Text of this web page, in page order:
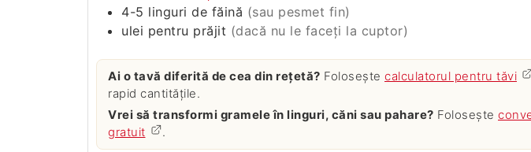
4-5 linguri de făină (sau pesmet fin)
ulei pentru prăjit (dacă nu le faceţi la cuptor)
Ai o tavă diferită de cea din rețetă? Folosește calculatorul pentru tăvi
rapid cantitățile.
Vrei să transformi gramele în linguri, căni sau pahare? Folosește
gratuit
.